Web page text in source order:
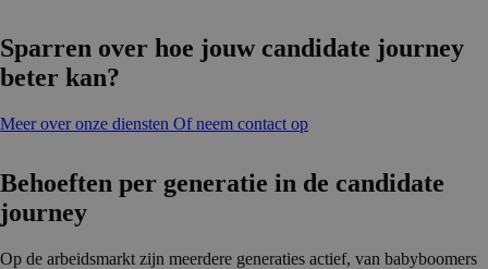
Sparren over hoe jouw candidate journey
beter kan?
Meer over onze diensten Of neem contact op
Behoeften per generatie in de candidate
journey
Op de arbeidsmarkt zijn meerdere generaties actief, van babyboomers